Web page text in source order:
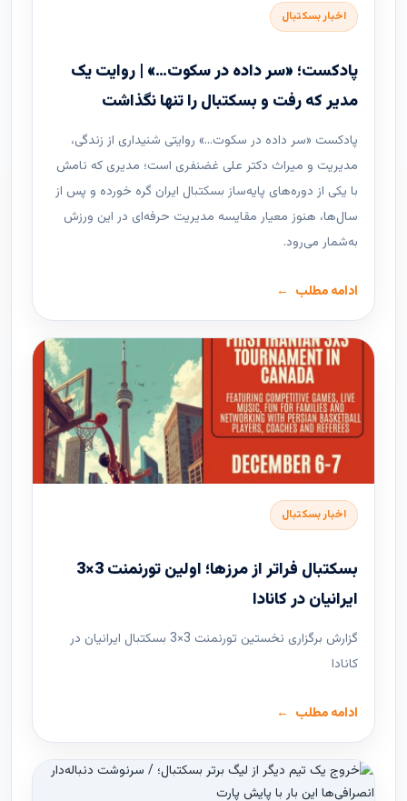
اخبار بسکتبال
پادکست؛ «سر داده در سکوت…» | روایت یک
مدیر که رفت و بسکتبال را تنها نگذاشت
پادکست «سر داده در سکوت…» روایتی شنیداری از زندگی،
مدیریت و میراث دکتر علی غضنفری است؛ مدیری که نامش
با یکی از دوره‌های پایه‌ساز بسکتبال ایران گره خورده و پس از
سال‌ها، هنوز معیار مقایسه مدیریت حرفه‌ای در این ورزش
به‌شمار می‌رود.
ادامه مطلب
اخبار بسکتبال
بسکتبال فراتر از مرزها؛ اولین تورنمنت 3×3
ایرانیان در کانادا
گزارش برگزاری نخستین تورنمنت 3×3 بسکتبال ایرانیان در
کانادا
ادامه مطلب